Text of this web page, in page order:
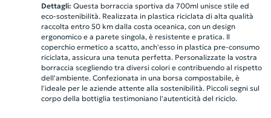
Dettagli: Questa borraccia sportiva da 700ml unisce stile ed
eco-sostenibilità. Realizzata in plastica riciclata di alta qualità
raccolta entro 50 km dalla costa oceanica, con un design
ergonomico e a parete singola, è resistente e pratica. Il
coperchio ermetico a scatto, anch'esso in plastica pre-consumo
riciclata, assicura una tenuta perfetta. Personalizzate la vostra
borraccia scegliendo tra diversi colori e contribuendo al rispetto
dell'ambiente. Confezionata in una borsa compostabile, è
l'ideale per le aziende attente alla sostenibilità. Piccoli segni sul
corpo della bottiglia testimoniano l'autenticità del riciclo.